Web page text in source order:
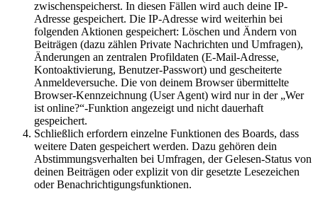
zwischenspeicherst. In diesen Fällen wird auch deine IP-
Adresse gespeichert. Die IP-Adresse wird weiterhin bei
folgenden Aktionen gespeichert: Löschen und Ändern von
Beiträgen (dazu zählen Private Nachrichten und Umfragen),
Änderungen an zentralen Profildaten (E-Mail-Adresse,
Kontoaktivierung, Benutzer-Passwort) und gescheiterte
Anmeldeversuche. Die von deinem Browser übermittelte
Browser-Kennzeichnung (User Agent) wird nur in der „Wer
ist online?“-Funktion angezeigt und nicht dauerhaft
gespeichert.
Schließlich erfordern einzelne Funktionen des Boards, dass
weitere Daten gespeichert werden. Dazu gehören dein
Abstimmungsverhalten bei Umfragen, der Gelesen-Status von
deinen Beiträgen oder explizit von dir gesetzte Lesezeichen
oder Benachrichtigungsfunktionen.